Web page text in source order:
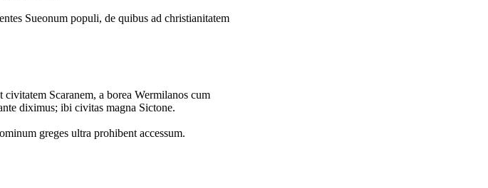
Sueonum populi, de quibus ad christianitatem
Scaranem, a borea Wermilanos cum
diximus; ibi civitas magna Sictone.
greges ultra prohibent accessum.